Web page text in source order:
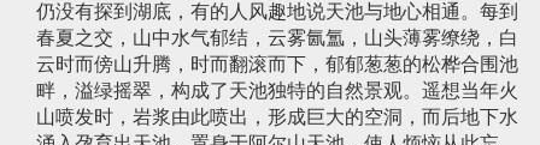
仍没有探到湖底，有的人风趣地说天池与地心相通。每到
春夏之交，山中水气郁结，云雾氤氲，山头薄雾缭绕，白
云时而傍山升腾，时而翻滚而下，郁郁葱葱的松桦合围池
畔，溢绿摇翠，构成了天池独特的自然景观。遥想当年火
山喷发时，岩浆由此喷出，形成巨大的空洞，而后地下水